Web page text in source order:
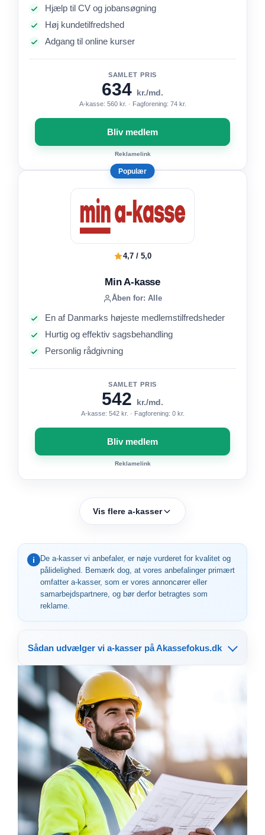
Hjælp til CV og jobansøgning
Høj kundetilfredshed
Adgang til online kurser
SAMLET PRIS
634 kr./md.
A-kasse: 560 kr. · Fagforening: 74 kr.
Bliv medlem
Reklamelink
Populær
4,7 / 5,0
Min A-kasse
Åben for: Alle
En af Danmarks højeste medlemstilfredsheder
Hurtig og effektiv sagsbehandling
Personlig rådgivning
SAMLET PRIS
542 kr./md.
A-kasse: 542 kr. · Fagforening: 0 kr.
Bliv medlem
Reklamelink
Vis flere a-kasser
i
De a-kasser vi anbefaler, er nøje vurderet for kvalitet og
pålidelighed. Bemærk dog, at vores anbefalinger primært
omfatter a-kasser, som er vores annoncører eller
samarbejdspartnere, og bør derfor betragtes som
reklame.
Sådan udvælger vi a-kasser på Akassefokus.dk